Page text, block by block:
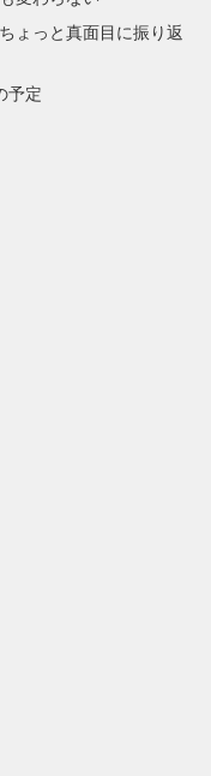
ょっと真面目に振り返
予定